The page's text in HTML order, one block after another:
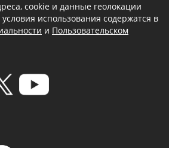
cookie и данные геолокации
использования содержатся в
и Пользовательском